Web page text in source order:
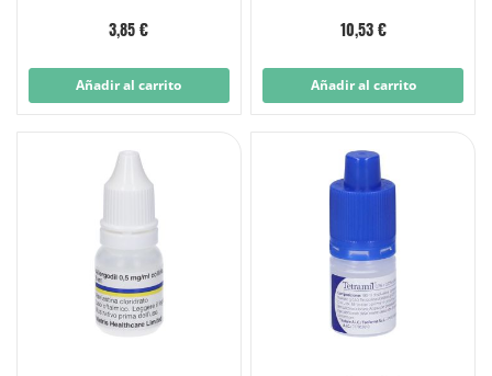
3,85 €
Añadir al carrito
10,53 €
Añadir al carrito